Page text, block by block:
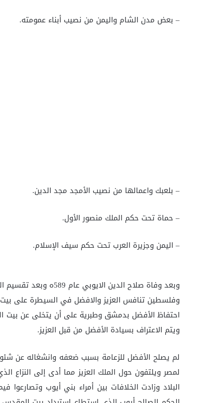
– بعض مدن الشام واليمن من نصيب أبناء عمومته.
– بلعبك واعمالها من نصيب الأمجد مجد الدين.
– حماة تحت حكم الملك منصور الأول.
– اليمن وجزيرة العرب تحت حكم سيف الإسلام.
وبعد وفاة صلاح الدين
وفلسطين تنافس العزيز والافضل في السيطرة على
احتفاظ الأفضل بدمشق وطبرية على أن يتخلى عن بيت
ويتم الاعتراف بسيادة الأفضل من قبل العزيز.
لم يصلح الأفضل للزعامة بسبب ضعفه وانشغاله عن
البلاد وزادت الخلافات بين أمراء بني أيوب